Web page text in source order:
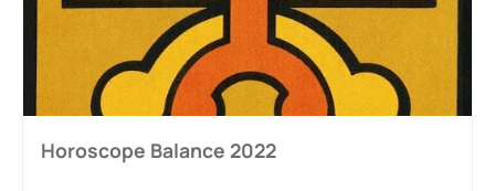
Horoscope Balance 2022